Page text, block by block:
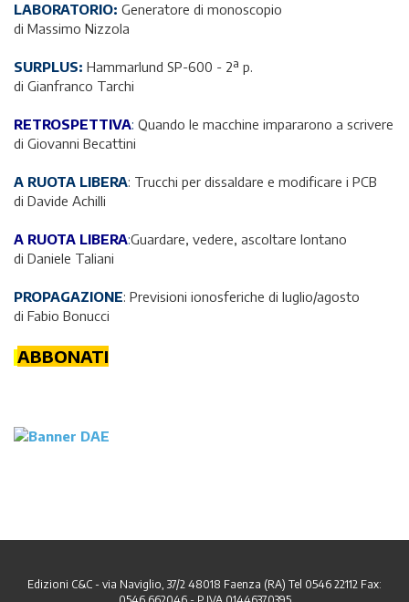
LABORATORIO: Generatore di monoscopio
di Massimo Nizzola
SURPLUS: Hammarlund SP-600 - 2ª p.
di Gianfranco Tarchi
RETROSPETTIVA: Quando le macchine impararono a scrivere
di Giovanni Becattini
A RUOTA LIBERA: Trucchi per dissaldare e modificare i PCB
di Davide Achilli
A RUOTA LIBERA:Guardare, vedere, ascoltare lontano
di Daniele Taliani
PROPAGAZIONE: Previsioni ionosferiche di luglio/agosto
di Fabio Bonucci
ABBONATI
Edizioni C&C - via Naviglio, 37/2 48018 Faenza (RA) Tel 0546 22112 Fax: